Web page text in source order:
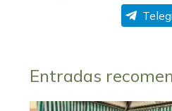
Entradas